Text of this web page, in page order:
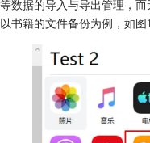
等数据的导入与导出管理，而
以书籍的文件备份为例，如图